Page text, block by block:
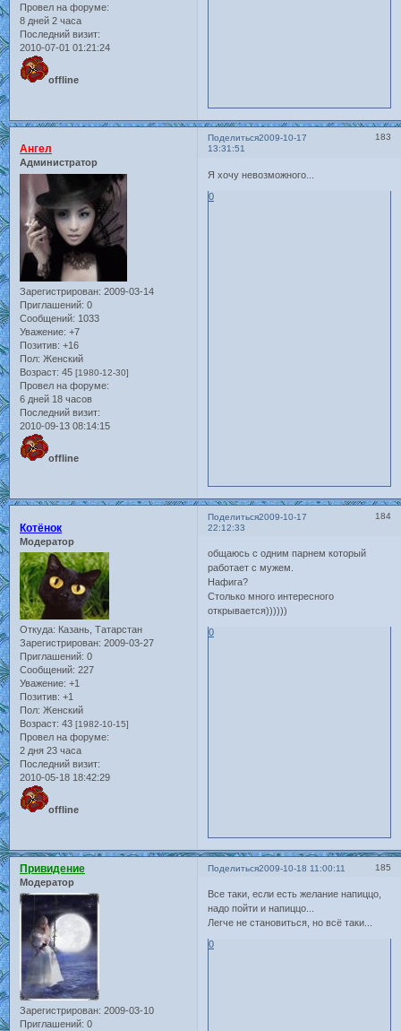
Провел на форуме:
8 дней 2 часа
Последний визит:
2010-07-01 01:21:24
offline
Поделиться 183
2009-10-17
13:31:51
Ангел
Администратор
Зарегистрирован: 2009-03-14
Приглашений: 0
Сообщений: 1033
Уважение: +7
Позитив: +16
Пол: Женский
Возраст: 45 [1980-12-30]
Провел на форуме:
6 дней 18 часов
Последний визит:
2010-09-13 08:14:15
offline
Я хочу невозможного...
0
Поделиться 184
2009-10-17
22:12:33
Котёнок
Модератор
Откуда: Казань, Татарстан
Зарегистрирован: 2009-03-27
Приглашений: 0
Сообщений: 227
Уважение: +1
Позитив: +1
Пол: Женский
Возраст: 43 [1982-10-15]
Провел на форуме:
2 дня 23 часа
Последний визит:
2010-05-18 18:42:29
offline
общаюсь с одним парнем который
работает с мужем.
Нафига?
Столько много интересного
открывается))))))
0
Поделиться 185
2009-10-18 11:00:11
Привидение
Модератор
Зарегистрирован: 2009-03-10
Приглашений: 0
Все таки, если есть желание напиццо,
надо пойти и напиццо...
Легче не становиться, но всё таки...
0